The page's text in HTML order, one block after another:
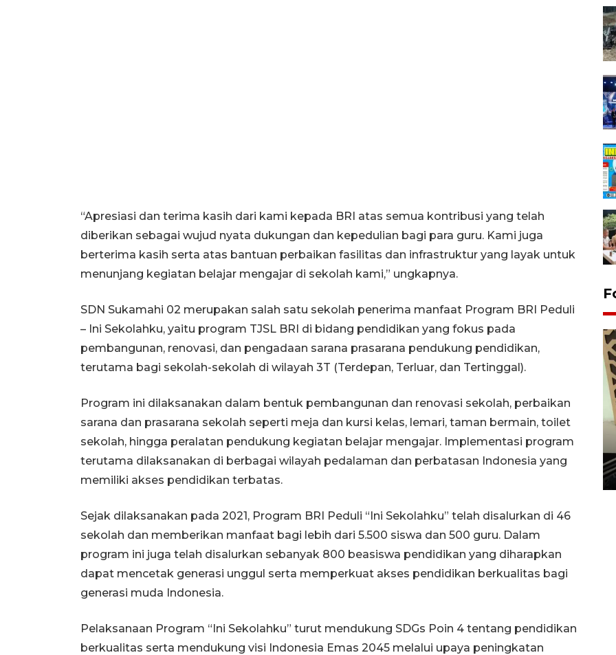
“Apresiasi dan terima kasih dari kami kepada BRI atas semua kontribusi yang telah
diberikan sebagai wujud nyata dukungan dan kepedulian bagi para guru. Kami juga
berterima kasih serta atas bantuan perbaikan fasilitas dan infrastruktur yang layak untuk
menunjang kegiatan belajar mengajar di sekolah kami,” ungkapnya.
SDN Sukamahi 02 merupakan salah satu sekolah penerima manfaat Program BRI Peduli
– Ini Sekolahku, yaitu program TJSL BRI di bidang pendidikan yang fokus pada
pembangunan, renovasi, dan pengadaan sarana prasarana pendukung pendidikan,
terutama bagi sekolah-sekolah di wilayah 3T (Terdepan, Terluar, dan Tertinggal).
Program ini dilaksanakan dalam bentuk pembangunan dan renovasi sekolah, perbaikan
sarana dan prasarana sekolah seperti meja dan kursi kelas, lemari, taman bermain, toilet
sekolah, hingga peralatan pendukung kegiatan belajar mengajar. Implementasi program
terutama dilaksanakan di berbagai wilayah pedalaman dan perbatasan Indonesia yang
memiliki akses pendidikan terbatas.
Sejak dilaksanakan pada 2021, Program BRI Peduli “Ini Sekolahku” telah disalurkan di 46
sekolah dan memberikan manfaat bagi lebih dari 5.500 siswa dan 500 guru. Dalam
program ini juga telah disalurkan sebanyak 800 beasiswa pendidikan yang diharapkan
dapat mencetak generasi unggul serta memperkuat akses pendidikan berkualitas bagi
generasi muda Indonesia.
Pelaksanaan Program “Ini Sekolahku” turut mendukung SDGs Poin 4 tentang pendidikan
berkualitas serta mendukung visi Indonesia Emas 2045 melalui upaya peningkatan
Penanaman 3000 batang
bakau merah di Dumai